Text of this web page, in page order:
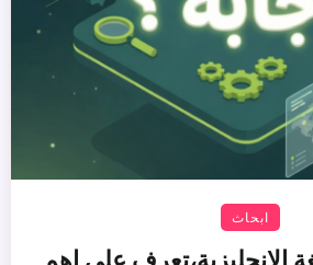
ابحاث